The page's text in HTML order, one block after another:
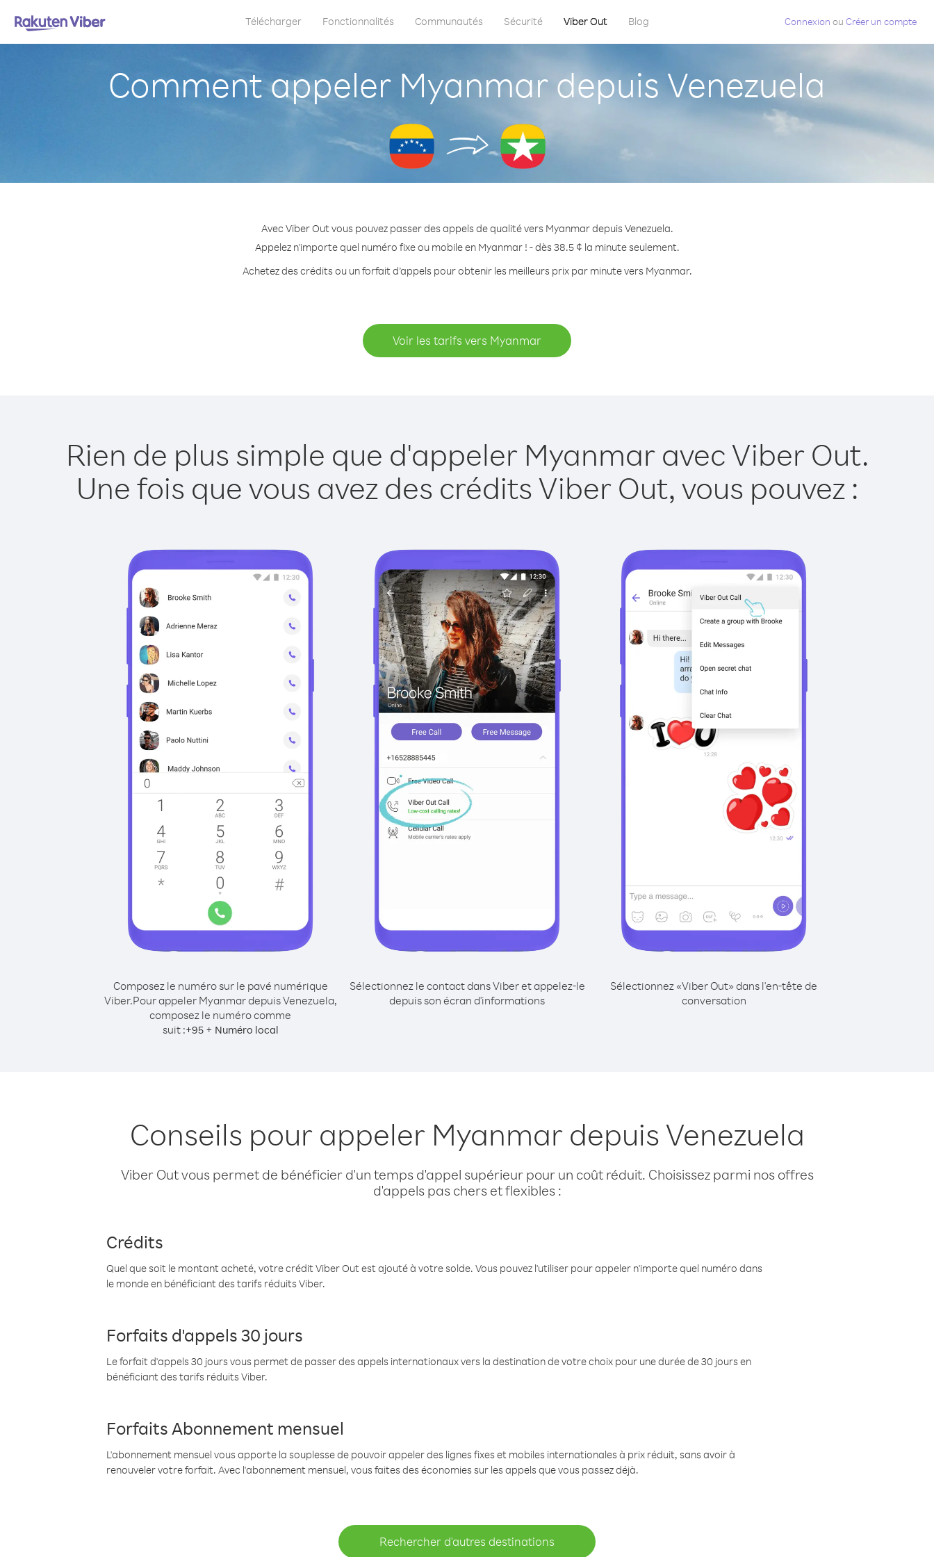
Télécharger Fonctionnalités Communautés Sécurité Viber Out Blog Connexion ou Créer un compte
Comment appeler Myanmar depuis Venezuela
Avec Viber Out vous pouvez passer des appels de qualité vers Myanmar depuis Venezuela.
Appelez n'importe quel numéro fixe ou mobile en Myanmar ! - dès 38.5 ¢ la minute seulement.
Achetez des crédits ou un forfait d’appels pour obtenir les meilleurs prix par minute vers Myanmar.
Voir les tarifs vers Myanmar
Rien de plus simple que d'appeler Myanmar avec Viber Out.
Une fois que vous avez des crédits Viber Out, vous pouvez :
Composez le numéro sur le pavé numérique
Viber.Pour appeler Myanmar depuis Venezuela,
composez le numéro comme
suit :+95+ Numéro local
Sélectionnez le contact dans Viber et appelez-le
depuis son écran d'informations
Sélectionnez «Viber Out» dans l'en-tête de
conversation
Conseils pour appeler Myanmar depuis Venezuela
Viber Out vous permet de bénéficier d'un temps d'appel supérieur pour un coût réduit. Choisissez parmi nos offres
d'appels pas chers et flexibles :
Crédits
Quel que soit le montant acheté, votre crédit Viber Out est ajouté à votre solde. Vous pouvez l'utiliser pour appeler n'importe quel numéro dans
le monde en bénéficiant des tarifs réduits Viber.
Forfaits d'appels 30 jours
Le forfait d'appels 30 jours vous permet de passer des appels internationaux vers la destination de votre choix pour une durée de 30 jours en
bénéficiant des tarifs réduits Viber.
Forfaits Abonnement mensuel
L'abonnement mensuel vous apporte la souplesse de pouvoir appeler des lignes fixes et mobiles internationales à prix réduit, sans avoir à
renouveler votre forfait. Avec l'abonnement mensuel, vous faites des économies sur les appels que vous passez déjà.
Rechercher d'autres destinations